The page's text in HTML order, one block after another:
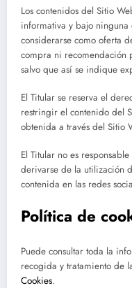
Los contenidos del Sitio
informativa y bajo ninguna
considerarse como oferta
compra ni recomendación
salvo que así se indique
El Titular se reserva el
restringir el contenido del
obtenida a través del Sitio
El Titular no es
derivarse de la utilización
contenida en las redes
Política de
Puede consultar toda la
recogida y tratamiento de
Cookies.